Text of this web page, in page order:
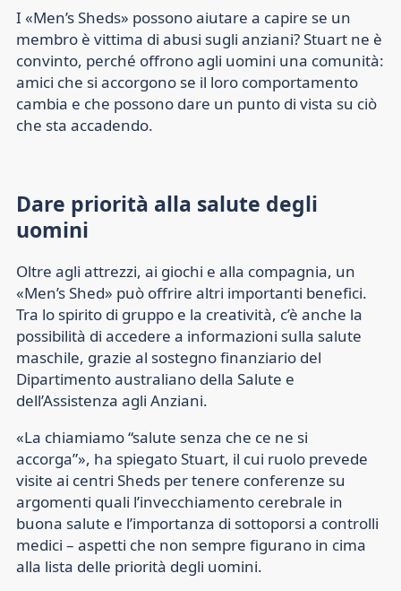
I «Men’s Sheds» possono aiutare a capire se un
membro è vittima di abusi sugli anziani? Stuart ne è
convinto, perché offrono agli uomini una comunità:
amici che si accorgono se il loro comportamento
cambia e che possono dare un punto di vista su ciò
che sta accadendo.
Dare priorità alla salute degli
uomini
Oltre agli attrezzi, ai giochi e alla compagnia, un
«Men’s Shed» può offrire altri importanti benefici.
Tra lo spirito di gruppo e la creatività, c’è anche la
possibilità di accedere a informazioni sulla salute
maschile, grazie al sostegno finanziario del
Dipartimento australiano della Salute e
dell’Assistenza agli Anziani.
«La chiamiamo “salute senza che ce ne si
accorga”», ha spiegato Stuart, il cui ruolo prevede
visite ai centri Sheds per tenere conferenze su
argomenti quali l’invecchiamento cerebrale in
buona salute e l’importanza di sottoporsi a controlli
medici – aspetti che non sempre figurano in cima
alla lista delle priorità degli uomini.